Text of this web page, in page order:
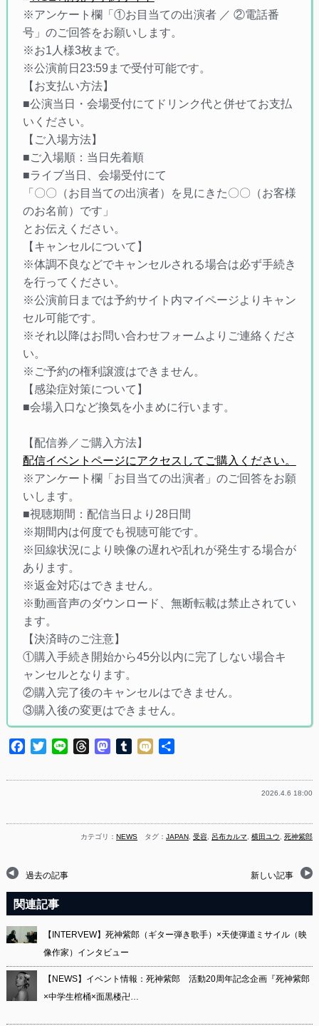
※アンケート欄「①お目当ての出演者 ／ ②電話番
号」のご回答をお願いします。
※お1人様3枚まで。
※公演前日23:59まで受付可能です。
【お支払い方法】
■公演当日・会場受付にてドリンク代と併せてお支払
いください。
【ご入場方法】
■ご入場順：当日先着順
■ライブ当日、会場受付にて
「〇〇（お目当ての出演者）を見にきた〇〇（お客様
のお名前）です」
とお伝えください。
【キャンセルについて】
※体調不良などでキャンセルされる場合は必ず手続き
を行ってください。
※公演前日までは予約サイト内マイページよりキャン
セル可能です。
※それ以降はお問い合わせフォームよりご連絡くださ
い。
※ご予約の権利譲渡はできません。
【感染症対策について】
■会場入口など換気を小まめに行います。
【配信券／ご購入方法】
配信イベントページにアクセスしてご購入ください。
※アンケート欄「お目当ての出演者」のご回答をお願
いします。
■視聴期間：配信当日より28日間
※期間内は何度でも視聴可能です。
※回線状況により映像の遅れや乱れが発生する場合が
あります。
※返金対応はできません。
※動画音声のダウンロード、無断転載は禁止されてい
ます。
【決済時のご注意】
①購入手続き開始から45分以内に完了しない場合キ
ャンセルとなります。
②購入完了後のキャンセルはできません。
③購入後の変更はできません。
Facebook
TwitterLine ThreadsMastodon
Tumblr
Mixi
2026.4.6 18:00
カテゴリ：NEWS タグ：JAPAN ,受容 呂布カルマ ,横田ユウ ,死神紫郎
過去の記事 新しい記事
関連記事
【INTERVEW】死神紫郎（ギター弾き歌手）×天使弾道ミサイル（映
像作家）インタビュー
【NEWS】イベント情報：死神紫郎 活動20周年記念企画『死神紫郎
×中学生棺桶×面黒楼卍…